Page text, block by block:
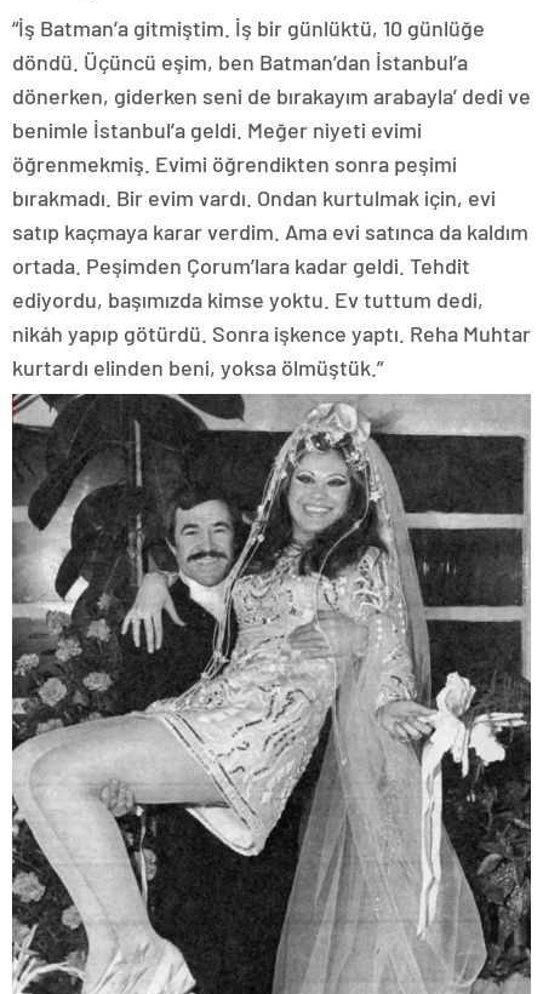
“İş Batman’a gitmiştim. İş bir günlüktü, 10 günlüğe
döndü. Üçüncü eşim, ben Batman’dan İstanbul’a
dönerken, giderken seni de bırakayım arabayla’ dedi ve
benimle İstanbul’a geldi. Meğer niyeti evimi
öğrenmekmiş. Evimi öğrendikten sonra peşimi
bırakmadı. Bir evim vardı. Ondan kurtulmak için, evi
satıp kaçmaya karar verdim. Ama evi satınca da kaldım
ortada. Peşimden Çorum’lara kadar geldi. Tehdit
ediyordu, başımızda kimse yoktu. Ev tuttum dedi,
nikáh yapıp götürdü. Sonra işkence yaptı. Reha Muhtar
kurtardı elinden beni, yoksa ölmüştük.”